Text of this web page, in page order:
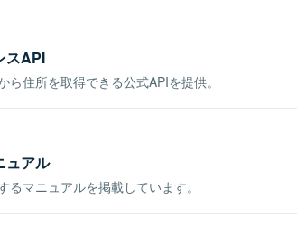
スAPI
住所を取得できる公式APIを提供。
ュアル
マニュアルを掲載しています。